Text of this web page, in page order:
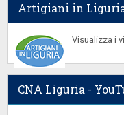
Artigiani in
Visualizza i
CNA Liguria -